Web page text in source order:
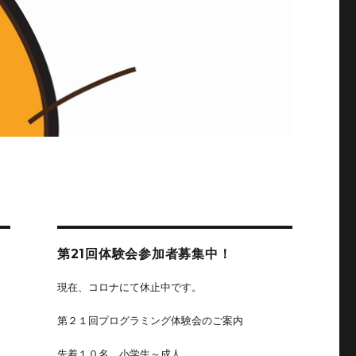
第21回体験会参加者募集中！
現在、コロナにて休止中です。
第２１回プログラミング体験会のご案内